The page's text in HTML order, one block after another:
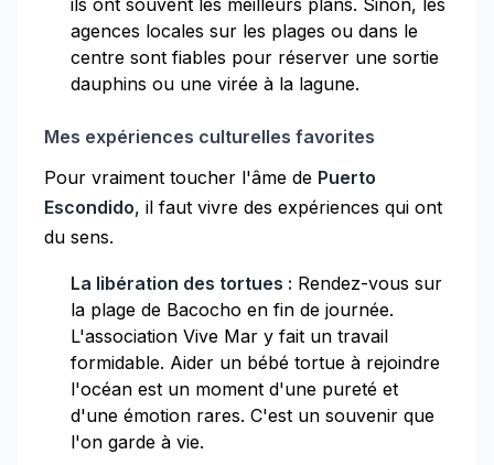
ils ont souvent les meilleurs plans. Sinon, les
agences locales sur les plages ou dans le
centre sont fiables pour réserver une sortie
dauphins ou une virée à la lagune.
Mes expériences culturelles favorites
Pour vraiment toucher l'âme de Puerto
Escondido, il faut vivre des expériences qui ont
du sens.
La libération des tortues : Rendez-vous sur
la plage de Bacocho en fin de journée.
L'association Vive Mar y fait un travail
formidable. Aider un bébé tortue à rejoindre
l'océan est un moment d'une pureté et
d'une émotion rares. C'est un souvenir que
l'on garde à vie.